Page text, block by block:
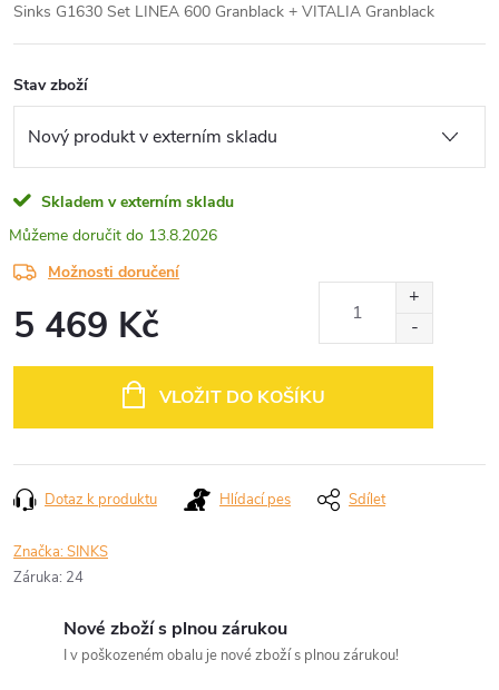
Sinks G1630 Set LINEA 600 Granblack + VITALIA Granblack
Stav zboží
Skladem v externím skladu
13.8.2026
Možnosti doručení
5 469 Kč
VLOŽIT DO KOŠÍKU
Dotaz k produktu Hlídací pes Sdílet
Značka:SINKS
Záruka: 24
Nové zboží s plnou zárukou
I v poškozeném obalu je nové zboží s plnou zárukou!